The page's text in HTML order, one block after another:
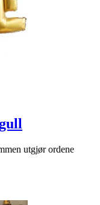
utgjør ordene